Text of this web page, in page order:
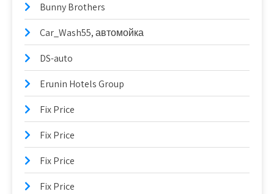
Bunny Brothers
Car_Wash55, автомойка
DS-auto
Erunin Hotels Group
Fix Price
Fix Price
Fix Price
Fix Price